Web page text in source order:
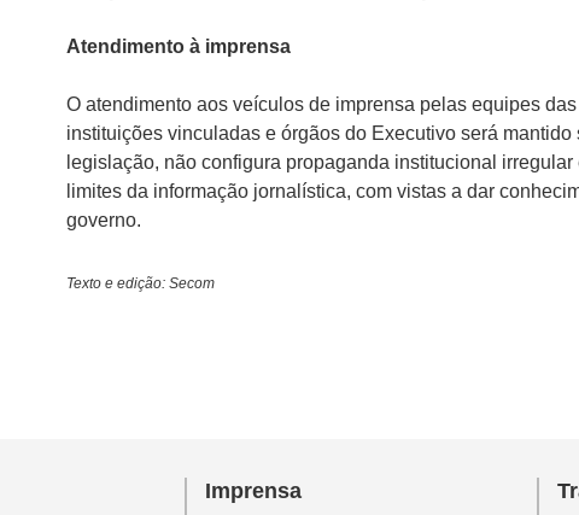
Atendimento à imprensa
O atendimento aos veículos de imprensa pelas equipes
instituições vinculadas e órgãos do Executivo será
legislação, não configura propaganda institucional
limites da informação jornalística, com vistas a dar
governo.
Texto e edição: Secom
Imprensa